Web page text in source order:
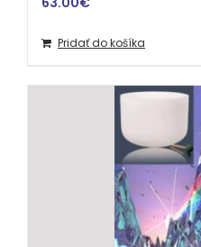
Pridať do košíka